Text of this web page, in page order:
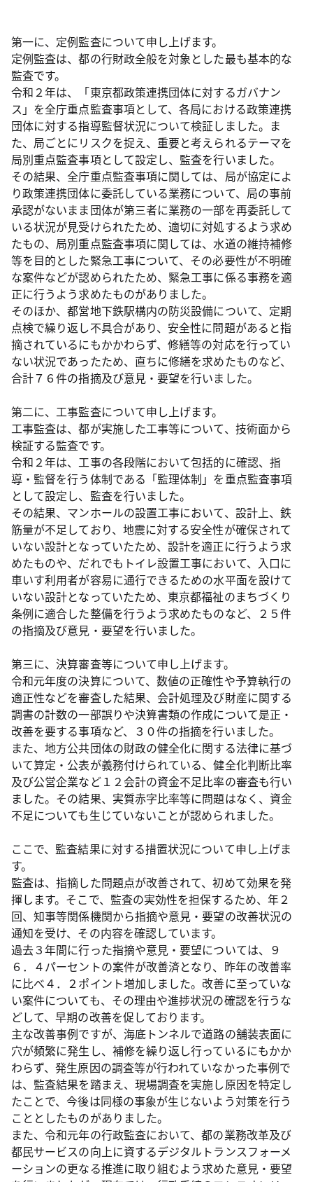
第一に、定例監査について申し上げます。
定例監査は、都の行財政全般を対象とした最も基本的な
監査です。
令和２年は、「東京都政策連携団体に対するガバナン
ス」を全庁重点監査事項として、各局における政策連携
団体に対する指導監督状況について検証しました。ま
た、局ごとにリスクを捉え、重要と考えられるテーマを
局別重点監査事項として設定し、監査を行いました。
その結果、全庁重点監査事項に関しては、局が協定によ
り政策連携団体に委託している業務について、局の事前
承認がないまま団体が第三者に業務の一部を再委託して
いる状況が見受けられたため、適切に対処するよう求め
たもの、局別重点監査事項に関しては、水道の維持補修
等を目的とした緊急工事について、その必要性が不明確
な案件などが認められたため、緊急工事に係る事務を適
正に行うよう求めたものがありました。
そのほか、都営地下鉄駅構内の防災設備について、定期
点検で繰り返し不具合があり、安全性に問題があると指
摘されているにもかかわらず、修繕等の対応を行ってい
ない状況であったため、直ちに修繕を求めたものなど、
合計７６件の指摘及び意見・要望を行いました。
第二に、工事監査について申し上げます。
工事監査は、都が実施した工事等について、技術面から
検証する監査です。
令和２年は、工事の各段階において包括的に確認、指
導・監督を行う体制である「監理体制」を重点監査事項
として設定し、監査を行いました。
その結果、マンホールの設置工事において、設計上、鉄
筋量が不足しており、地震に対する安全性が確保されて
いない設計となっていたため、設計を適正に行うよう求
めたものや、だれでもトイレ設置工事において、入口に
車いす利用者が容易に通行できるための水平面を設けて
いない設計となっていたため、東京都福祉のまちづくり
条例に適合した整備を行うよう求めたものなど、２５件
の指摘及び意見・要望を行いました。
第三に、決算審査等について申し上げます。
令和元年度の決算について、数値の正確性や予算執行の
適正性などを審査した結果、会計処理及び財産に関する
調書の計数の一部誤りや決算書類の作成について是正・
改善を要する事項など、３０件の指摘を行いました。
また、地方公共団体の財政の健全化に関する法律に基づ
いて算定・公表が義務付けられている、健全化判断比率
及び公営企業など１２会計の資金不足比率の審査も行い
ました。その結果、実質赤字比率等に問題はなく、資金
不足についても生じていないことが認められました。
ここで、監査結果に対する措置状況について申し上げま
す。
監査は、指摘した問題点が改善されて、初めて効果を発
揮します。そこで、監査の実効性を担保するため、年２
回、知事等関係機関から指摘や意見・要望の改善状況の
通知を受け、その内容を確認しています。
過去３年間に行った指摘や意見・要望については、９
６．４パーセントの案件が改善済となり、昨年の改善率
に比べ４．２ポイント増加しました。改善に至っていな
い案件についても、その理由や進捗状況の確認を行うな
どして、早期の改善を促しております。
主な改善事例ですが、海底トンネルで道路の舗装表面に
穴が頻繁に発生し、補修を繰り返し行っているにもかか
わらず、発生原因の調査等が行われていなかった事例で
は、監査結果を踏まえ、現場調査を実施し原因を特定し
たことで、今後は同様の事象が生じないよう対策を行う
こととしたものがありました。
また、令和元年の行政監査において、都の業務改革及び
都民サービスの向上に資するデジタルトランスフォーメ
ーションの更なる推進に取り組むよう求めた意見・要望